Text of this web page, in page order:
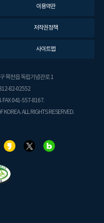
이용약관
저작권정책
사이트맵
목천읍 독립기념관로 1
82-02552
FAX 041-557-8167.
ALL RIGHTS RESERVED.